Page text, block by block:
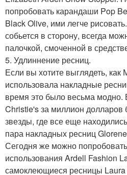
попробовать карандаши Pop
Black Olive, ими легче
собьется в сторону, всегда
палочкой, смоченной в
5. Удлиннение ресниц.
Если вы хотите выглядеть, как
использовала накладные
время это было весьма модно.
Christie's за миллион долларов
звезды, где все еще
пара накладных ресниц
Сегодня же можно
использования Ardell Fashion
самоклеющиеся ресницы Laura